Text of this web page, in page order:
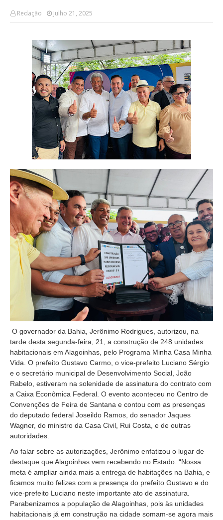
Redação Julho 21, 2025
O governador da Bahia, Jerônimo Rodrigues, autorizou, na
tarde desta segunda-feira, 21, a construção de 248 unidades
habitacionais em Alagoinhas, pelo Programa Minha Casa Minha
Vida. O prefeito Gustavo Carmo, o vice-prefeito Luciano Sérgio
e o secretário municipal de Desenvolvimento Social, João
Rabelo, estiveram na solenidade de assinatura do contrato com
a Caixa Econômica Federal. O evento aconteceu no Centro de
Convenções de Feira de Santana e contou com as presenças
do deputado federal Joseildo Ramos, do senador Jaques
Wagner, do ministro da Casa Civil, Rui Costa, e de outras
autoridades.
Ao falar sobre as autorizações, Jerônimo enfatizou o lugar de
destaque que Alagoinhas vem recebendo no Estado. “Nossa
meta é ampliar ainda mais a entrega de habitações na Bahia, e
ficamos muito felizes com a presença do prefeito Gustavo e do
vice-prefeito Luciano neste importante ato de assinatura.
Parabenizamos a população de Alagoinhas, pois às unidades
habitacionais já em construção na cidade somam-se agora mais